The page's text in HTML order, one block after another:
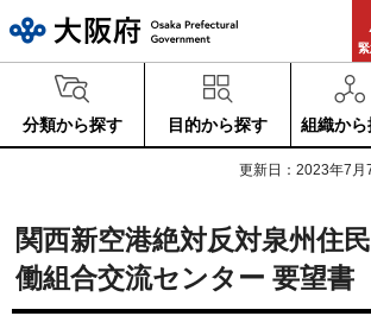
分類から探す 目的から探す 組織から
更新日：2023年7月
関西新空港絶対反対泉州住
働組合交流センター 要望書